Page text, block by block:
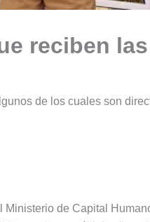
reciben las
de los cuales son
Ministerio de Capital